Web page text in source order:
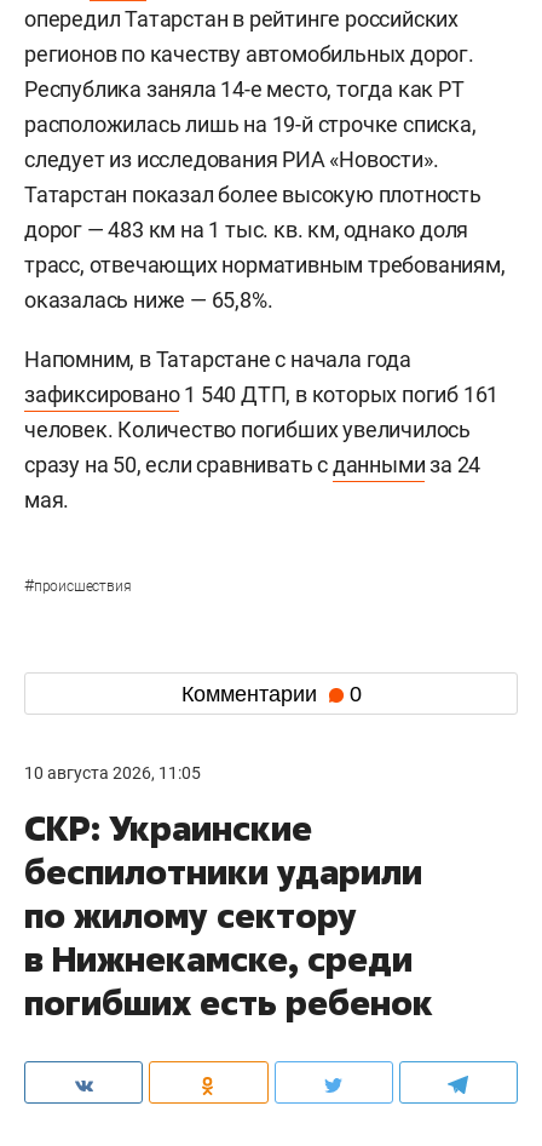
опередил Татарстан в рейтинге российских
регионов по качеству автомобильных дорог.
Республика заняла 14-е место, тогда как РТ
расположилась лишь на 19-й строчке списка,
следует из исследования РИА «Новости».
Татарстан показал более высокую плотность
дорог — 483 км на 1 тыс. кв. км, однако доля
трасс, отвечающих нормативным требованиям,
оказалась ниже — 65,8%.
Напомним, в Татарстане с начала года
зафиксировано1 540 ДТП, в которых погиб 161
человек. Количество погибших увеличилось
сразу на 50, если сравнивать сданнымиза 24
мая.
#происшествия
Комментарии 0
10 августа 2026, 11:05
СКР: Украинские
беспилотники ударили
по жилому сектору
в Нижнекамске, среди
погибших есть ребенок